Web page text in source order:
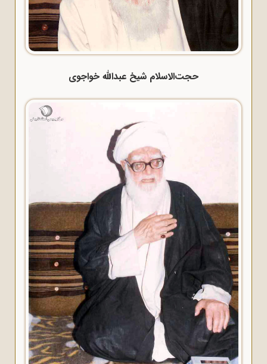
حجت‌الاسلام شیخ عبدالله خواجوی